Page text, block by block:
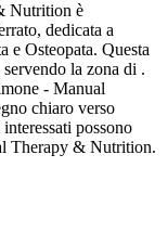
Nutrition è
dedicata a
e Osteopata. Questa
la zona di .
- Manual
chiaro verso
possono
Therapy & Nutrition.